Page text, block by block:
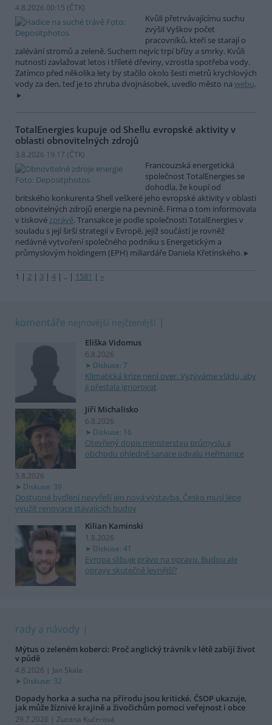
4.8.2026 00:15 (ČTK)
Kvůli přetrvávajícímu suchu
zvýšil Vyškov počet
pracovníků, kteří se starají o
zalévání stromů a zeleně. Suchem nejvíc trpí břízy a smrky. Kvůli
nutnosti zavlažovat letos i tříleté dřeviny, vzrostla spotřeba vody.
Zatímco před několika lety by stačilo okolo šesti metrů krychlových
vody za den, teď je to zhruba dvojnásobek, uvedlo město na webu.
TotalEnergies kupuje od Shellu evropské aktivity v
oblasti obnovitelných zdrojů
3.8.2026 19:17 (ČTK)
Francouzská energetická
společnost TotalEnergies se
dohodla, že koupí od
britského konkurenta Shell veškeré jeho evropské aktivity v oblasti
obnovitelných zdrojů energie na pevnině. Firma o tom informovala
v tiskovézprávě. Transakce je podle společnosti TotalEnergies v
souladu s její širší strategií v Evropě, jejíž součástí je rovněž
nedávné vytvoření společného podniku s Energetickým a
průmyslovým holdingem (EPH) miliardáře Daniela Křetínského.
1 | 2 | 3 | 4 | .. | 1581 | »
komentáře nejnovější nejčtenější
Eliška Vidomus
6.8.2026
Diskuse: 7
Klimatická krize není over. Vyzýváme vládu, aby
ji přestala ignorovat
Jiří Michalisko
6.8.2026
Diskuse: 16
Otevřený dopis ministerstvu průmyslu a
obchodu ohledně sanace odvalu Heřmanice
5.8.2026
Diskuse: 39
Dostupné bydlení nevyřeší jen nová výstavba. Česko musí lépe
využít renovace stávajících budov
Kilian Kaminski
1.8.2026
Diskuse: 41
Evropa slibuje právo na opravu. Budou ale
opravy skutečně levnější?
rady a návody
Mýtus o zeleném koberci: Proč anglický trávník v létě zabíjí život
v půdě
4.8.2026 | Jan Skala
Diskuse: 32
Dopady horka a sucha na přírodu jsou kritické. ČSOP ukazuje,
jak může žíznivé krajině a živočichům pomoci veřejnost i obce
29.7.2026 | Zuzana Kučerová